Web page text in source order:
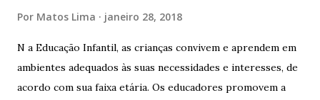
Por Matos Lima janeiro 28, 2018
N a Educação Infantil, as crianças convivem e aprendem em
ambientes adequados às suas necessidades e interesses, de
acordo com sua faixa etária. Os educadores promovem a